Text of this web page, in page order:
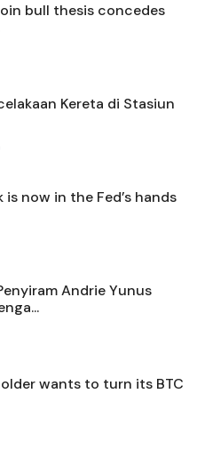
bull thesis concedes
Kereta di Stasiun
now in the Fed’s hands
Andrie Yunus
wants to turn its BTC